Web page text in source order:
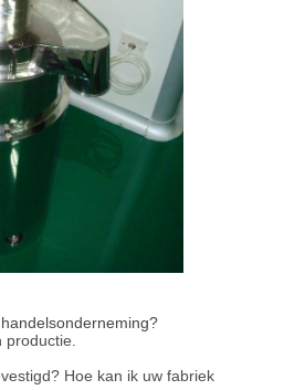
Hoe kan ik uw fabriek